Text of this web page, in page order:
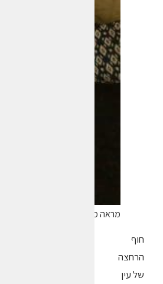
מראה מתוך החדר – עוד רגע השקיעה.
חוף
הרחצה
של עין